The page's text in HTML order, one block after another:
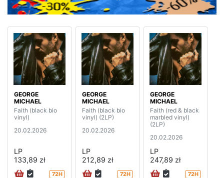
GEORGE
MICHAEL
Faith (black bio
vinyl)
20.02.2026
LP
133,89 zł
72H
GEORGE
MICHAEL
Faith (black bio
vinyl) (2LP)
20.02.2026
LP
212,89 zł
72H
GEORGE
MICHAEL
Faith (red & black
marbled vinyl)
(2LP)
20.02.2026
LP
247,89 zł
72H